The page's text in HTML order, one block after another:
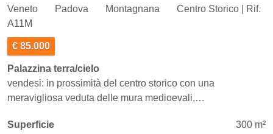
Veneto Padova Montagnana
Centro Storico | Rif.
A11M
€ 85.000
Palazzina terra/cielo
vendesi: in prossimità del centro storico con una
meravigliosa veduta delle mura medioevali,…
Superficie 300 m²